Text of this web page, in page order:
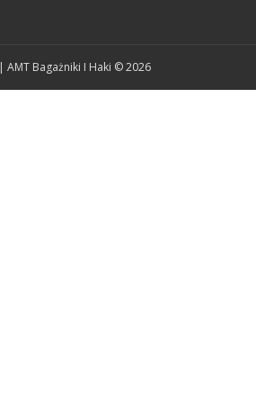
| AMT Bagażniki I Haki © 2026